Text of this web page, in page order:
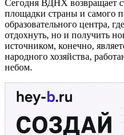
Сегодня ВДНХ возвращает
площадки страны и самого
образовательного центра,
отдохнуть, но и получить
источником, конечно,
народного хозяйства,
небом.